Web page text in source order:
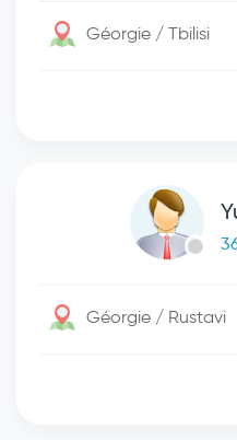
Géorgie / Tbilisi
Géorgie / Rustavi